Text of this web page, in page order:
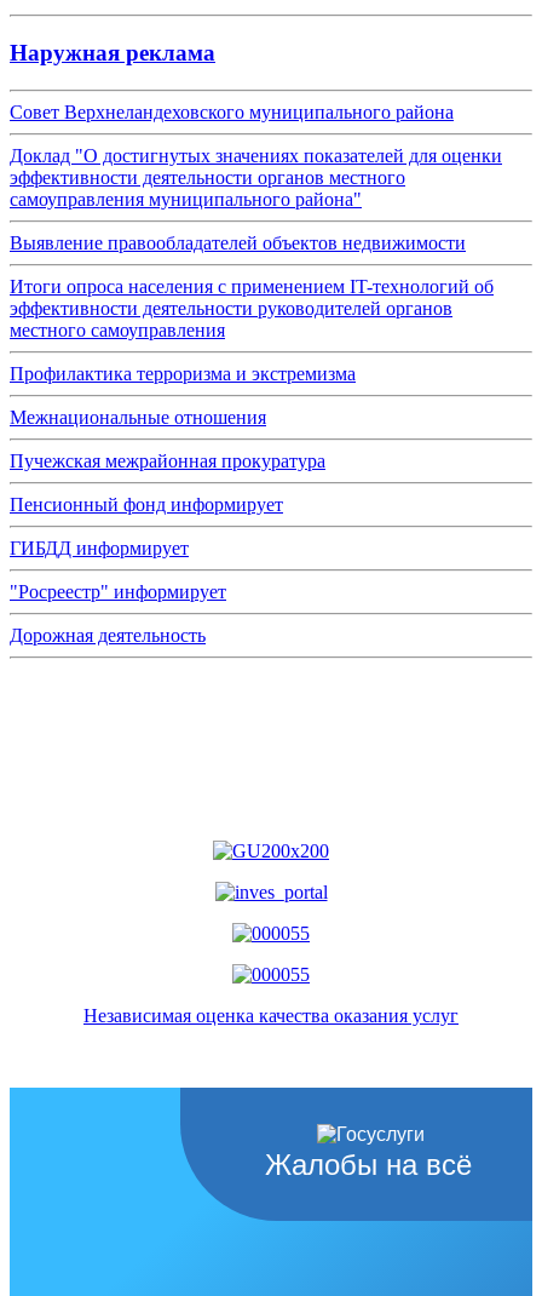
Наружная реклама
Совет Верхнеландеховского муниципального района
Доклад "О достигнутых значениях показателей для оценки
эффективности деятельности органов местного
самоуправления муниципального района"
Выявление правообладателей объектов недвижимости
Итоги опроса населения с применением IT-технологий об
эффективности деятельности руководителей органов
местного самоуправления
Профилактика терроризма и экстремизма
Межнациональные отношения
Пучежская межрайонная прокуратура
Пенсионный фонд информирует
ГИБДД информирует
"Росреестр" информирует
Дорожная деятельность
Независимая оценка качества оказания услуг
Жалобы на всё